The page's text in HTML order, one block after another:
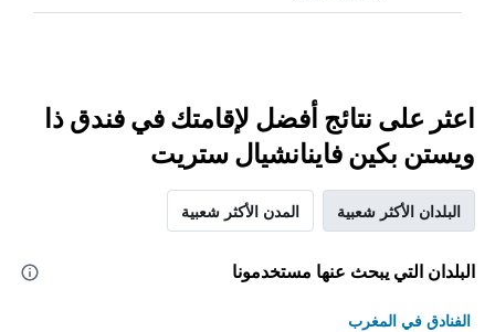
اعثر على نتائج أفضل لإقامتك في فندق ذا
ويستن بكين فاينانشيال ستريت
البلدان الأكثر شعبية المدن الأكثر شعبية
البلدان التي يبحث عنها مستخدمونا
الفنادق في المغرب